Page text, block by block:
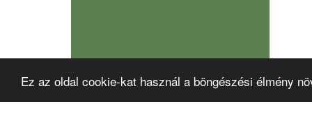
Ez az oldal cookie-kat használ a böngészési élmény